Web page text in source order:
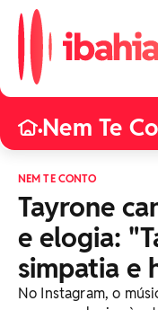
•Nem Te
NEM TE CONTO
Tayrone
e elogia:
simpatia e
No Instagram, o